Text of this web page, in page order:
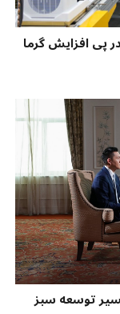
پی افزایش گرما
توسعه سبز